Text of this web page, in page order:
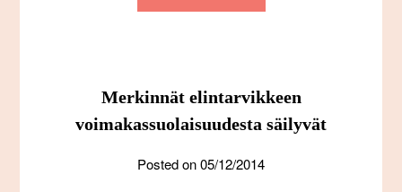
Merkinnät elintarvikkeen
voimakassuolaisuudesta säilyvät
Posted on05/12/2014